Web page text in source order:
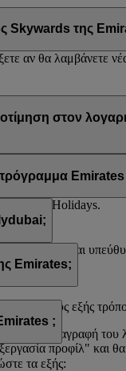
από τη flydubai
ή του Κέντρου
Skywards της
αν θα λαμβάνετε
στον
Skywards ή
ενημερώστε τις
flydubai Holidays.
Η flydubai είναι
Emirates;
με τους εξής
για διαγραφή
προφίλ" και θα
;
τα εξής: